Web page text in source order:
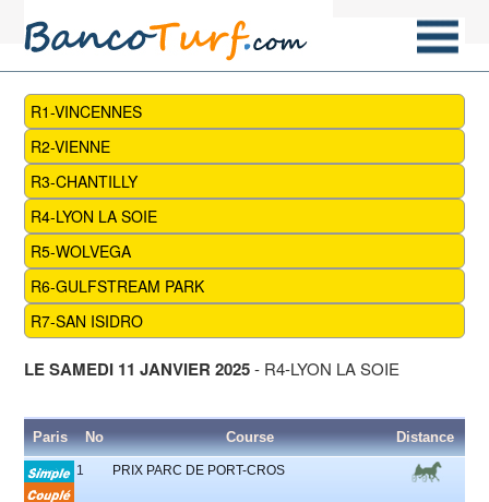
R1-VINCENNES
R2-VIENNE
R3-CHANTILLY
R4-LYON LA SOIE
R5-WOLVEGA
R6-GULFSTREAM PARK
R7-SAN ISIDRO
LE SAMEDI 11 JANVIER 2025- R4-LYON LA SOIE
Paris No Course Distance
1 PRIX PARC DE PORT-CROS